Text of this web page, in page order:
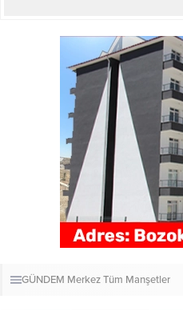
GÜNDEM MerkezTüm Manşetler